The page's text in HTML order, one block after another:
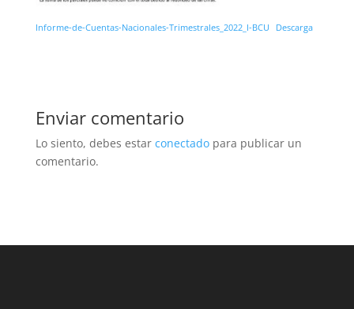
Informe-de-Cuentas-Nacionales-Trimestrales_2022_I-BCU Descarga
Enviar comentario
Lo siento, debes estar conectadopara publicar un
comentario.